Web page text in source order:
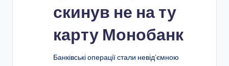
скинув не на ту
карту Монобанк
Банківські операції стали невід’ємною